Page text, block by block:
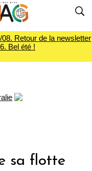
Retour de la newsletter
Bel été !
sa flotte